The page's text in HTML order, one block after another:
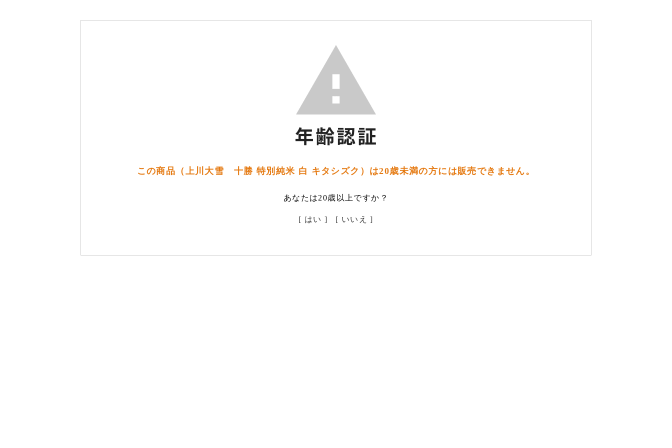
この商品（上川大雪 十勝 特別純米 白 キタシズク）は20歳未満の方には販売できません。
あなたは20歳以上ですか？
[ はい ] [ いいえ ]